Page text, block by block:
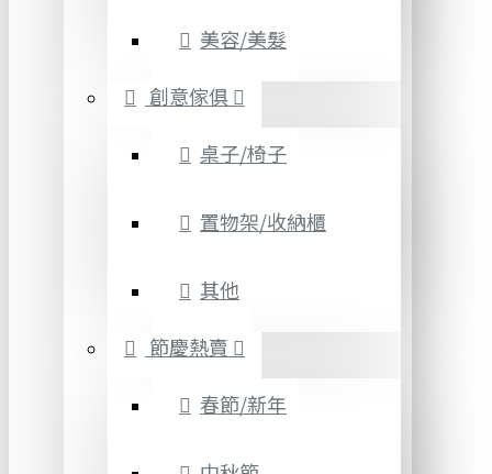
美容/美髮
創意傢俱
桌子/椅子
置物架/收納櫃
其他
節慶熱賣
春節/新年